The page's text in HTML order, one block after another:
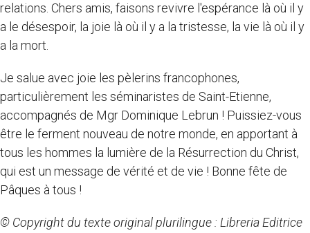
relations. Chers amis, faisons revivre l'espérance là où il y
a le désespoir, la joie là où il y a la tristesse, la vie là où il y
a la mort.
Je salue avec joie les pèlerins francophones,
particulièrement les séminaristes de Saint-Etienne,
accompagnés de Mgr Dominique Lebrun ! Puissiez-vous
être le ferment nouveau de notre monde, en apportant à
tous les hommes la lumière de la Résurrection du Christ,
qui est un message de vérité et de vie ! Bonne fête de
Pâques à tous !
© Copyright du texte original plurilingue : Libreria Editrice